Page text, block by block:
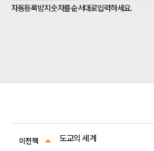
자동등록방지 숫자를 순서대로 입력하세요.
이전책 도교의 세계